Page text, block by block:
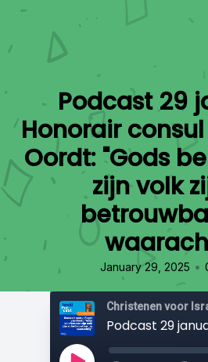
Podcast 29
Honorair
Oordt: "Gods
zijn volk
January 29, 2025 •
Christenen voor